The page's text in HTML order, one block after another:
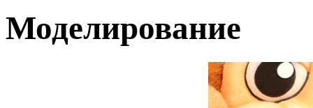
Моделирование